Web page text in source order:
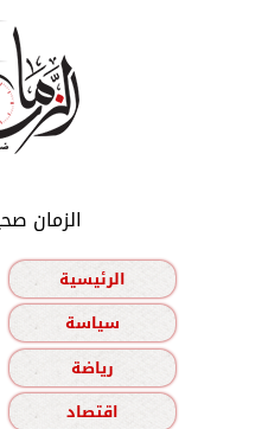
الزمان
الرئيسية
سياسة
رياضة
اقتصاد